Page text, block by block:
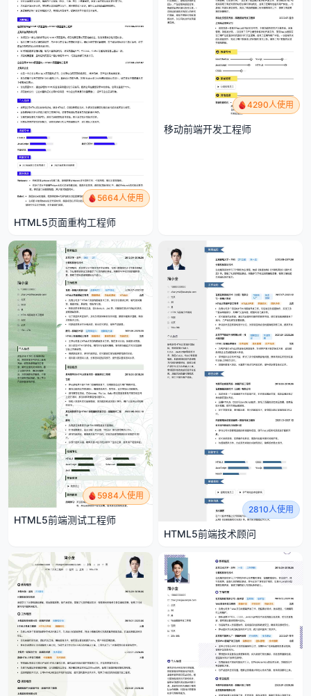
5664人使用
HTML5页面重构工程师
4290人使用
移动前端开发工程师
5984人使用
HTML5前端测试工程师
2810人使用
HTML5前端技术顾问